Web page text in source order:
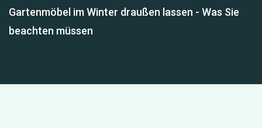
Gartenmöbel im Winter draußen lassen - Was Sie
beachten müssen